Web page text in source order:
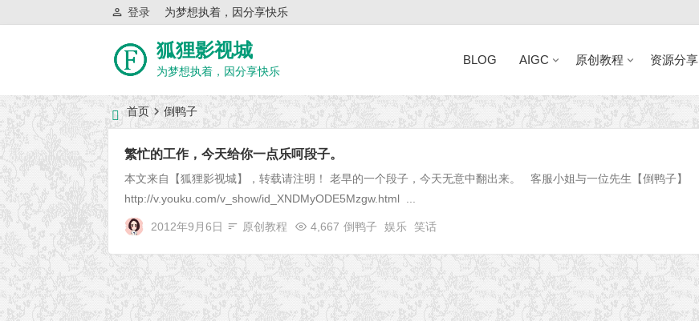
为梦想执着，因分享快乐
登录
狐狸影视城
为梦想执着，因分享快乐
BLOG AIGC 原创教程 资源分享
首页 倒鸭子
繁忙的工作，今天给你一点乐呵段子。
本文来自【狐狸影视城】，转载请注明！ 老早的一个段子，今天无意中翻出来。 客服小姐与一位先生【倒鸭子】
http://v.youku.com/v_show/id_XNDMyODE5Mzgw.html ...
2012年9月6日 原创教程 4,667 倒鸭子 娱乐 笑话
近日网站访问异常公告